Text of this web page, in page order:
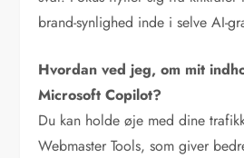
brand-synlighed inde i selve AI-
Hvordan ved jeg, om mit
Microsoft Copilot?
Du kan holde øje med dine
Webmaster Tools, som giver